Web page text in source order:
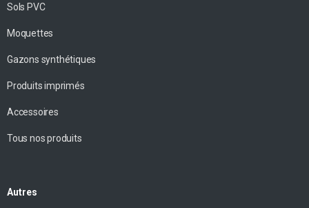
Sols PVC
Moquettes
Gazons synthétiques
Produits imprimés
Accessoires
Tous nos produits
Autres